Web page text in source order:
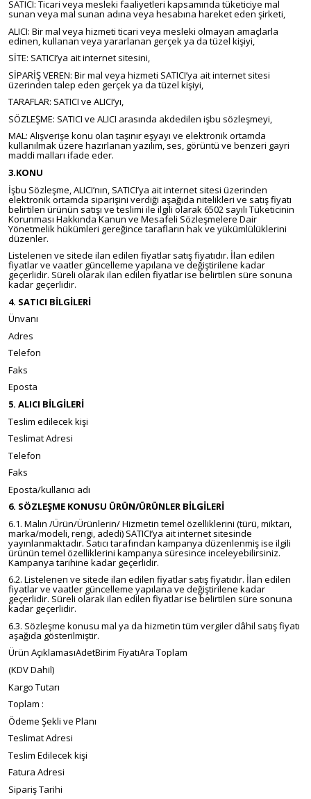
SATICI: Ticari veya mesleki faaliyetleri kapsamında tüketiciye mal
sunan veya mal sunan adına veya hesabına hareket eden şirketi,
ALICI: Bir mal veya hizmeti ticari veya mesleki olmayan amaçlarla
edinen, kullanan veya yararlanan gerçek ya da tüzel kişiyi,
SİTE: SATICI’ya ait internet sitesini,
SİPARİŞ VEREN: Bir mal veya hizmeti SATICI’ya ait internet sitesi
üzerinden talep eden gerçek ya da tüzel kişiyi,
TARAFLAR: SATICI ve ALICI’yı,
SÖZLEŞME: SATICI ve ALICI arasında akdedilen işbu sözleşmeyi,
MAL: Alışverişe konu olan taşınır eşyayı ve elektronik ortamda
kullanılmak üzere hazırlanan yazılım, ses, görüntü ve benzeri gayri
maddi malları ifade eder.
3.KONU
İşbu Sözleşme, ALICI’nın, SATICI’ya ait internet sitesi üzerinden
elektronik ortamda siparişini verdiği aşağıda nitelikleri ve satış fiyatı
belirtilen ürünün satışı ve teslimi ile ilgili olarak 6502 sayılı Tüketicinin
Korunması Hakkında Kanun ve Mesafeli Sözleşmelere Dair
Yönetmelik hükümleri gereğince tarafların hak ve yükümlülüklerini
düzenler.
Listelenen ve sitede ilan edilen fiyatlar satış fiyatıdır. İlan edilen
fiyatlar ve vaatler güncelleme yapılana ve değiştirilene kadar
geçerlidir. Süreli olarak ilan edilen fiyatlar ise belirtilen süre sonuna
kadar geçerlidir.
4. SATICI BİLGİLERİ
Ünvanı
Adres
Telefon
Faks
Eposta
5. ALICI BİLGİLERİ
Teslim edilecek kişi
Teslimat Adresi
Telefon
Faks
Eposta/kullanıcı adı
6. SÖZLEŞME KONUSU ÜRÜN/ÜRÜNLER BİLGİLERİ
6.1. Malın /Ürün/Ürünlerin/ Hizmetin temel özelliklerini (türü, miktarı,
marka/modeli, rengi, adedi) SATICI’ya ait internet sitesinde
yayınlanmaktadır. Satıcı tarafından kampanya düzenlenmiş ise ilgili
ürünün temel özelliklerini kampanya süresince inceleyebilirsiniz.
Kampanya tarihine kadar geçerlidir.
6.2. Listelenen ve sitede ilan edilen fiyatlar satış fiyatıdır. İlan edilen
fiyatlar ve vaatler güncelleme yapılana ve değiştirilene kadar
geçerlidir. Süreli olarak ilan edilen fiyatlar ise belirtilen süre sonuna
kadar geçerlidir.
6.3. Sözleşme konusu mal ya da hizmetin tüm vergiler dâhil satış fiyatı
aşağıda gösterilmiştir.
Ürün AçıklamasıAdetBirim FiyatıAra Toplam
(KDV Dahil)
Kargo Tutarı
Toplam :
Ödeme Şekli ve Planı
Teslimat Adresi
Teslim Edilecek kişi
Fatura Adresi
Sipariş Tarihi